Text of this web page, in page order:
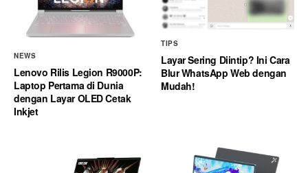
NEWS
Lenovo Rilis Legion R9000P:
Laptop Pertama di Dunia
dengan Layar OLED Cetak
Inkjet
TIPS
Layar Sering Diintip? Ini Cara
Blur WhatsApp Web dengan
Mudah!